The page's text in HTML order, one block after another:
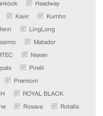
Headway
Kavir Kumho
LingLong
Matador
Nexen
Pirelli
Premiorri
ROYAL BLACK
Rosava Rotalla